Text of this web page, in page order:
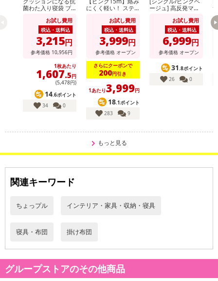
・原産国（最終加工地）：中国
・原材料/材質/素材：側生地:ポリエステル100％、中綿:シルバーダ
ックダウン50％・スモールフェザー50％
・商品カラー：ネイビー
菌わた入り寝袋 ブ
お試し費用
税込・送料込
3,215円
参考価格 10,956円
1枚あたり
1,607.5円
(5,478円)
14.6ポイント
34
0
にくく軽い！ ステ
ース (散水パター
ン：7種類切替可)
お試し費用
税込・送料込
3,999円
参考価格 オープン
さらにクーポンで
200円引き
1あたり3,999円
18.1ポイント
283
9
ージュ] 高反発マッ
チ 130N (カバー付)
※日本製
お試し費用
税込・送料込
6,999円
参考価格 オープン
31 .8ポイント
26
0
もっと見る
関連キーワード
ちょっプル インテリア・家具・収納・寝具
寝具・布団 掛け布団
グループストアのその他商品